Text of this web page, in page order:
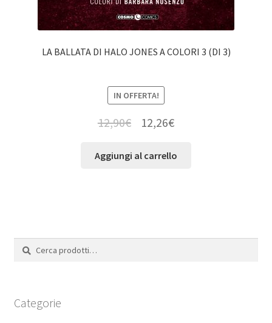
LA BALLATA DI HALO JONES A COLORI 3 (DI 3)
IN OFFERTA!
12,90€ 12,26€
Aggiungi al carrello
Cerca:
Cerca
Categorie